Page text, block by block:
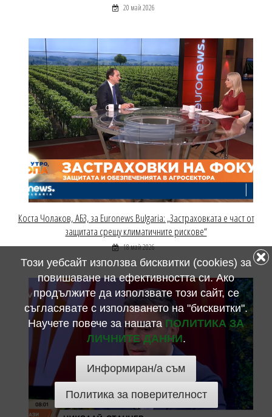
20 май 2026
Коста Чолаков, АБЗ, за Euronews Bulgaria: „Застраховката е част от
защитата срещу климатичните рискове“
18 май 2026
Този уебсайт използва бисквитки (cookies) за
повишаване на ефективността си. Ако
продължите да използвате този сайт, се
съгласявате с използването на "бисквитки".
Научете повече за нашата ПОЛИТИКА ЗА
ЛИЧНИТЕ ДАННИ.
Информиран/а съм
Политика за поверителност